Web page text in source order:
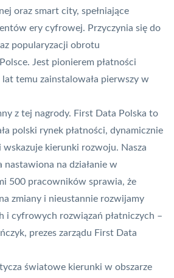
oraz smart city, spełniające
ery cyfrowej. Przyczynia się do
popularyzacji obrotu
Jest pionierem płatności
temu zainstalowała pierwszy w
z tej nagrody. First Data Polska to
polski rynek płatności, dynamicznie
kierunki rozwoju. Nasza
nastawiona na działanie w
500 pracowników sprawia, że
zmiany i nieustannie rozwijamy
i cyfrowych rozwiązań płatniczych –
prezes zarządu First Data
światowe kierunki w obszarze